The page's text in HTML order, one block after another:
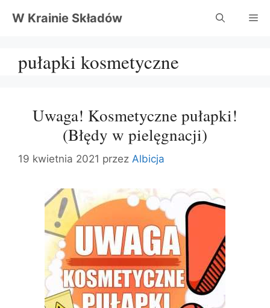
W Krainie Składów
pułapki kosmetyczne
Uwaga! Kosmetyczne pułapki!
(Błędy w pielęgnacji)
19 kwietnia 2021 przez Albicja